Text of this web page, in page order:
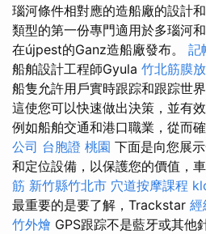
瑙河條件相對應的造船廠的設計
類型的第一份專門適用於多瑙河
在újpest的Ganz造船廠發布。 記
船舶設計工程師Gyula 竹北筋膜
船隻允許用戶實時跟踪和跟踪世
這使您可以快速做出決策，並有
例如船舶交通和港口職業，從而
公司 台胞證 桃園 下面是向您展
和定位設備，以保護您的價值，
筋 新竹縣竹北市 穴道按摩課程
最重要的是要了解，Trackstar 經
竹外燴 GPS跟踪不是藍牙或其他